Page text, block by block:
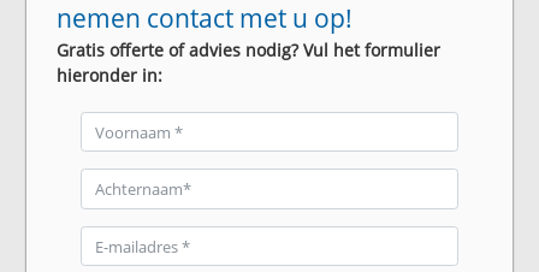
nemen contact met u op!
Gratis offerte of advies nodig? Vul het formulier
hieronder in: